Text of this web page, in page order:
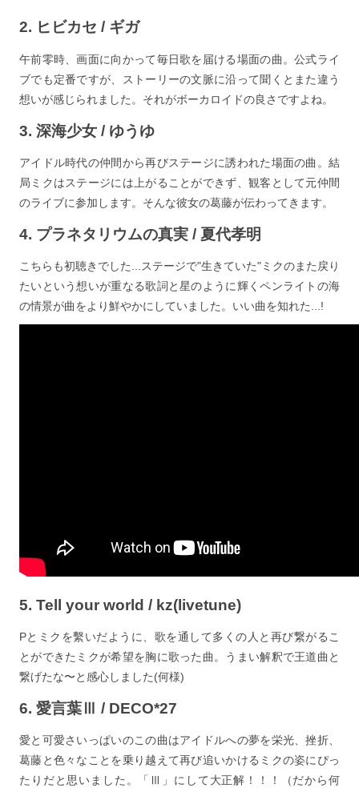
2. ヒビカセ / ギガ
午前零時、画面に向かって毎日歌を届ける場面の曲。公式ライ
ブでも定番ですが、ストーリーの文脈に沿って聞くとまた違う
想いが感じられました。それがボーカロイドの良さですよね。
3. 深海少女 / ゆうゆ
アイドル時代の仲間から再びステージに誘われた場面の曲。結
局ミクはステージには上がることができず、観客として元仲間
のライブに参加します。そんな彼女の葛藤が伝わってきます。
4. プラネタリウムの真実 / 夏代孝明
こちらも初聴きでした...ステージで"生きていた"ミクのまた戻り
たいという想いが重なる歌詞と星のように輝くペンライトの海
の情景が曲をより鮮やかにしていました。いい曲を知れた...!
5. Tell your world / kz(livetune)
Pとミクを繫いだように、歌を通して多くの人と再び繋がるこ
とができたミクが希望を胸に歌った曲。うまい解釈で王道曲と
繋げたな〜と感心しました(何様)
6. 愛言葉Ⅲ / DECO*27
愛と可愛さいっぱいのこの曲はアイドルへの夢を栄光、挫折、
葛藤と色々なことを乗り越えて再び追いかけるミクの姿にぴっ
たりだと思いました。「Ⅲ」にして大正解！！！（だから何